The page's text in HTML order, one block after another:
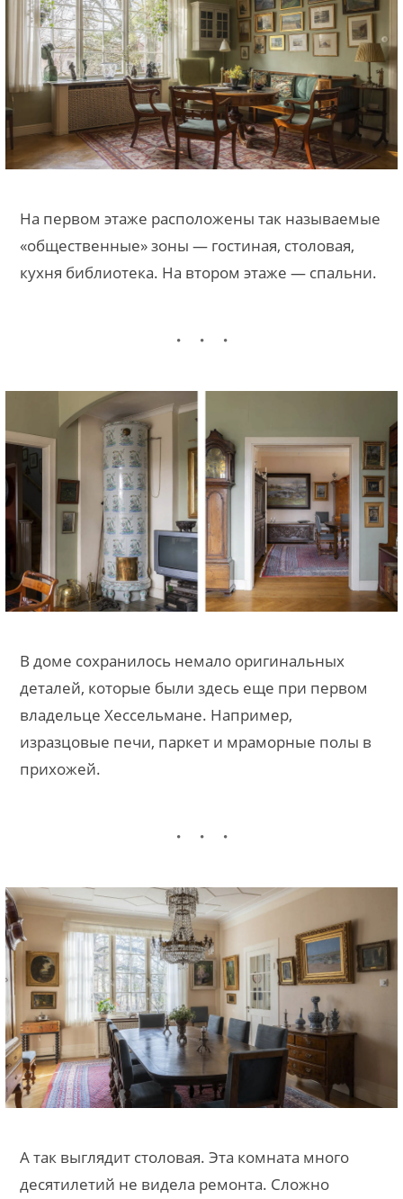
На первом этаже расположены так называемые
«общественные» зоны — гостиная, столовая,
кухня библиотека. На втором этаже — спальни.
В доме сохранилось немало оригинальных
деталей, которые были здесь еще при первом
владельце Хессельмане. Например,
изразцовые печи, паркет и мраморные полы в
прихожей.
А так выглядит столовая. Эта комната много
десятилетий не видела ремонта. Сложно